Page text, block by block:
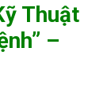
Thuật
–